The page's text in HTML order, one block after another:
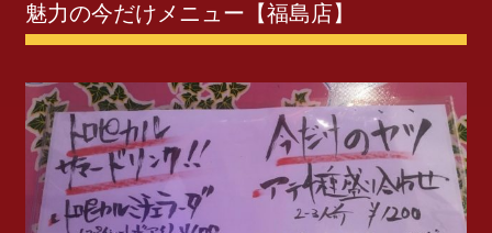
魅力の今だけメニュー【福島店】